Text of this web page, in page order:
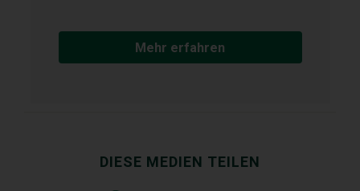
Mehr erfahren
DIESE MEDIEN TEILEN